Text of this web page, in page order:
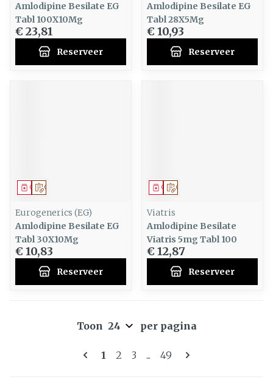
Amlodipine Besilate EG
Tabl 100X10Mg
€ 23,81
Reserveer
Amlodipine Besilate EG
Tabl 28X5Mg
€ 10,93
Reserveer
Op voorschrift
Geneesmiddel
Eurogenerics (EG)
Amlodipine Besilate EG
Tabl 30X10Mg
€ 10,83
Reserveer
Op voorschrift
Geneesmiddel
Viatris
Amlodipine Besilate
Viatris 5mg Tabl 100
€ 12,87
Reserveer
Pagina's
U lees momenteel pagina
1 Pagina
2 Pagina
3 ... Pagina
49
Toon per pagina